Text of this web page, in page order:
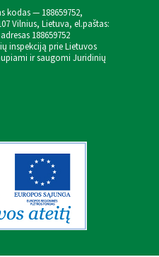
kodas — 188659752,
Vilnius, Lietuva, el.paštas:
188659752
inspekciją prie Lietuvos
ir saugomi Juridinių